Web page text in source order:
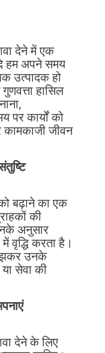
देने में एक
हम अपने समय
उत्पादक हो
हासिल
पर कार्यों को
जीवन
बढ़ाने का एक
की
अनुसार
वृद्धि करता है।
उनके
सेवा की
देने के लिए